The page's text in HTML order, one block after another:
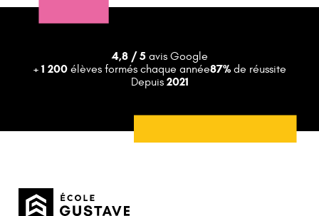
4,8 / 5avis Google
+ 1 200élèves formés chaque année87%de réussite
Depuis2021